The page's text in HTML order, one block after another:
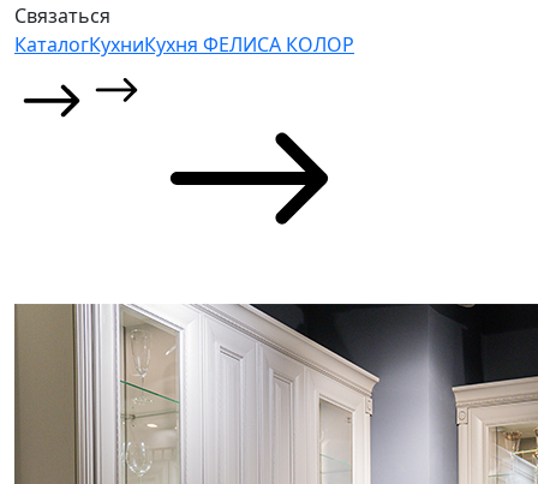
Связаться
КаталогКухниКухня ФЕЛИСА КОЛОР